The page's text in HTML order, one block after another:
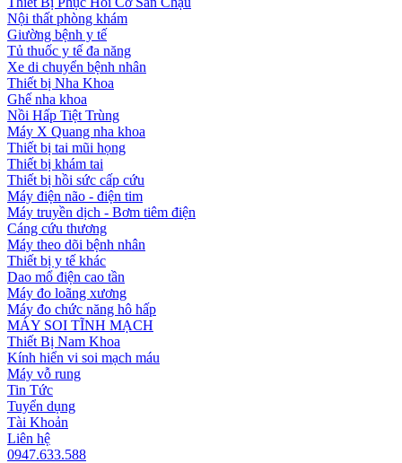
Nội thất phòng khám
Giường bệnh y tế
Tủ thuốc y tế đa năng
Xe di chuyển bệnh nhân
Thiết bị Nha Khoa
Ghế nha khoa
Nồi Hấp Tiệt Trùng
Máy X Quang nha khoa
Thiết bị tai mũi họng
Thiết bị khám tai
Thiết bị hồi sức cấp cứu
Máy điện não - điện tim
Máy truyền dịch - Bơm tiêm điện
Cáng cứu thương
Máy theo dõi bệnh nhân
Thiết bị y tế khác
Dao mổ điện cao tần
Máy đo loãng xương
Máy đo chức năng hô hấp
MÁY SOI TĨNH MẠCH
Thiết Bị Nam Khoa
Kính hiển vi soi mạch máu
Máy vỗ rung
Tin Tức
Tuyển dụng
Tài Khoản
Liên hệ
0947.633.588